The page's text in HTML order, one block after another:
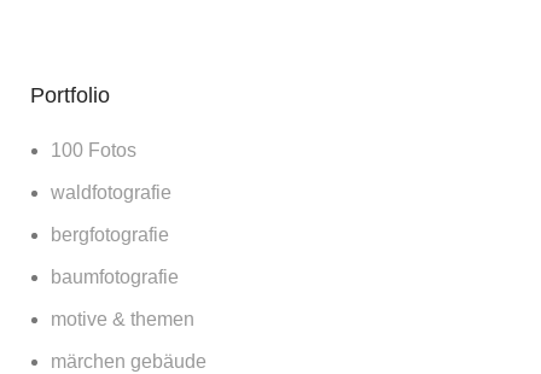
Portfolio
100 Fotos
waldfotografie
bergfotografie
baumfotografie
motive & themen
märchen gebäude